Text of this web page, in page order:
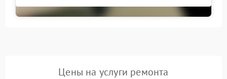
Цены на услуги ремонта